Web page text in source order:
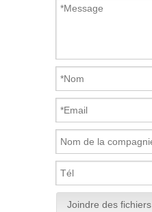
Joindre des fichiers